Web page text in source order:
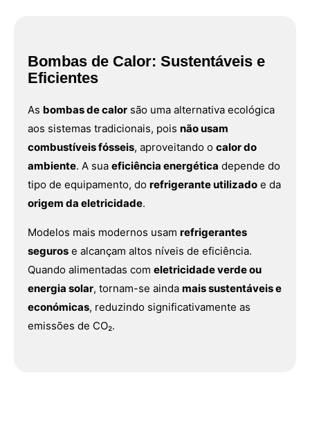
Bombas de Calor: Sustentáveis e
Eficientes
As bombas de calor são uma alternativa ecológica
aos sistemas tradicionais, pois não usam
combustíveis fósseis, aproveitando o calor do
ambiente. A sua eficiência energética depende do
tipo de equipamento, do refrigerante utilizado e da
origem da eletricidade.
Modelos mais modernos usam refrigerantes
seguros e alcançam altos níveis de eficiência.
Quando alimentadas com eletricidade verde ou
energia solar, tornam-se ainda mais sustentáveis e
económicas, reduzindo significativamente as
emissões de CO₂.